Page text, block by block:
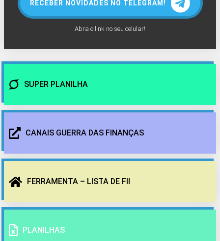
RECEBER NOVIDADES NO TELEGRAM!
Abra o link no seu celular!
SUPER PLANILHA
CANAIS GUERRA DAS FINANÇAS
FERRAMENTA – LISTA DE FII
PLANILHAS